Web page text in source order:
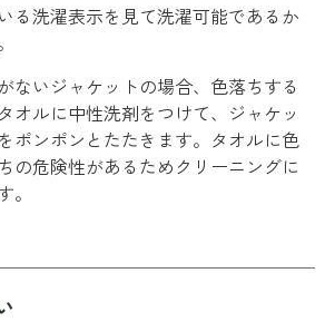
る洗濯表示を見て洗濯可能であるか
ないジャケットの場合、色落ちする
オルに中性洗剤をつけて、ジャケッ
ポンポンとたたきます。タオルに色
の危険性があるためクリーニングに